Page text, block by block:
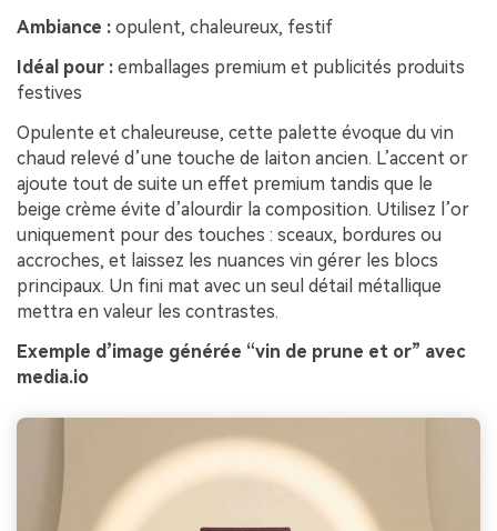
Ambiance : opulent, chaleureux, festif
Idéal pour : emballages premium et publicités produits
festives
Opulente et chaleureuse, cette palette évoque du vin
chaud relevé d’une touche de laiton ancien. L’accent or
ajoute tout de suite un effet premium tandis que le
beige crème évite d’alourdir la composition. Utilisez l’or
uniquement pour des touches : sceaux, bordures ou
accroches, et laissez les nuances vin gérer les blocs
principaux. Un fini mat avec un seul détail métallique
mettra en valeur les contrastes.
Exemple d’image générée “vin de prune et or” avec
media.io